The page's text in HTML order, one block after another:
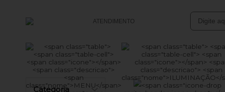
ATENDIMENTO
(47) 99761-0152
vendasonline@batsolucoes.com.br
Categoria